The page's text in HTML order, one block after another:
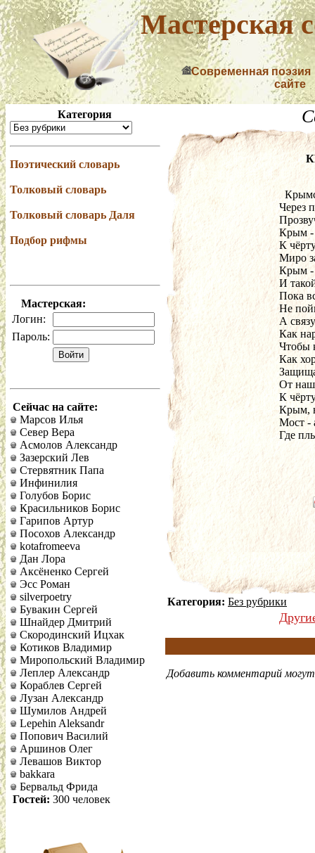
Мастерская
Современная поэзия
сайте
Категория
Поэтический словарь
Толковый словарь
Толковый словарь Даля
Подбор рифмы
Мастерская:
Логин:
Пароль:
Сейчас на сайте:
Марсов Илья
Север Вера
Асмолов Александр
Зазерский Лев
Стервятник Папа
Инфинилия
Голубов Борис
Красильников Борис
Гарипов Артур
Посохов Александр
kotafromeeva
Дан Лора
Аксёненко Сергей
Эсс Роман
silverpoetry
Бувакин Сергей
Шнайдер Дмитрий
Скородинский Ицхак
Котиков Владимир
Миропольский Владимир
Леплер Александр
Кораблев Сергей
Лузан Александр
Шумилов Андрей
Lepehin Aleksandr
Попович Василий
Аршинов Олег
Левашов Виктор
bakkara
Бервальд Фрида
Гостей: 300 человек
Через
Крым -
К
Миро
Крым -
И
Пока
Не
А
Как
Чтобы
Как
От
К
Крым,
Мост -
Где
Категория: Без рубрики
Добавить комментарий